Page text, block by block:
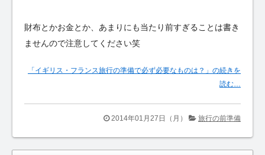
財布とかお金とか、あまりにも当たり前すぎることは書き
ませんので注意してください笑
「イギリス・フランス旅行の準備で必ず必要なものは？」の続きを
読む…
2014年01月27日（月） 旅行の前準備